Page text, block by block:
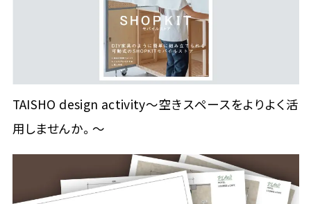
TAISHO design activity～空きスペースをよりよく活
用しませんか。～